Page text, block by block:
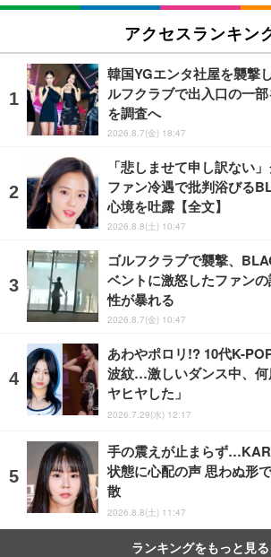
アクセスランキン
韓国YGエンタ社屋を襲撃
ルフクラブで出入口の一
を調査へ
2026.8.7(金) 18:47
「悲しませて申し訳ない
ファン冷遇で批判浴びる
心境を吐露【全文】
2026.8.8(土) 10:47
ゴルフクラブで襲撃、
ベントに激怒したファン
性が暴れる
2026.8.7(金) 10:47
あわやポロリ!? 10代K-
波紋…激しいダンス中、
ヤヒヤした」
2026.7.29(水) 12:17
手の震えが止まらず
状態に心配の声 思わぬ形
散
2026.8.8(土) 11:47
ランキングをもっと見る